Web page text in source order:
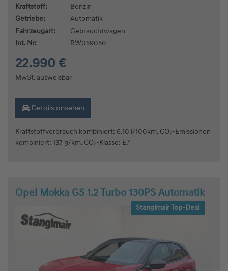
Kraftstoff:
Benzin
Getriebe:
Automatik
Fahrzeugart:
Gebrauchtwagen
Int. Nr:
RW059050
22.990 €
MwSt. ausweisbar
Details ansehen
Kraftstoffverbrauch kombiniert: 6.10 l/100km. CO₂-Emissionen
kombiniert: 137 g/km. CO₂-Klasse: E.*
Opel Mokka GS 1.2 Turbo 130PS Automatik
Stanglmair Top-Deal